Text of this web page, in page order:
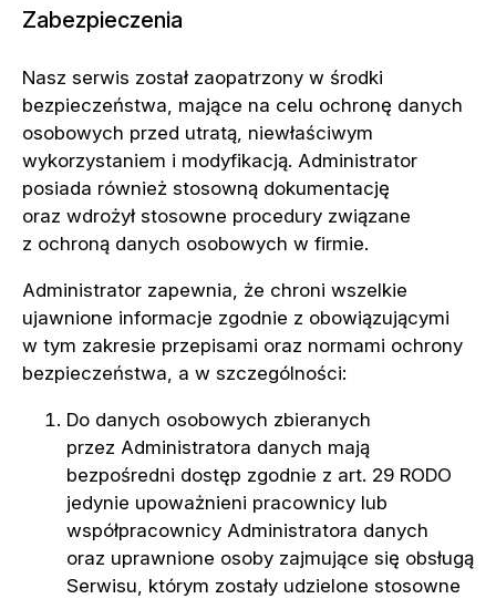
Zabezpieczenia
Nasz serwis został zaopatrzony w środki
bezpieczeństwa, mające na celu ochronę danych
osobowych przed utratą, niewłaściwym
wykorzystaniem i modyfikacją. Administrator
posiada również stosowną dokumentację
oraz wdrożył stosowne procedury związane
z ochroną danych osobowych w firmie.
Administrator zapewnia, że chroni wszelkie
ujawnione informacje zgodnie z obowiązującymi
w tym zakresie przepisami oraz normami ochrony
bezpieczeństwa, a w szczególności:
Do danych osobowych zbieranych
przez Administratora danych mają
bezpośredni dostęp zgodnie z art. 29 RODO
jedynie upoważnieni pracownicy lub
współpracownicy Administratora danych
oraz uprawnione osoby zajmujące się obsługą
Serwisu, którym zostały udzielone stosowne